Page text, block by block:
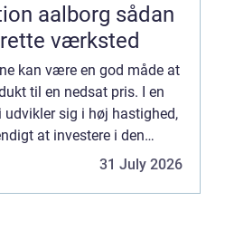
sådan
værksted
kan være en god måde at
til en nedsat pris. I en
udvikler sig i høj hastighed,
at investere i den
31 July 2026